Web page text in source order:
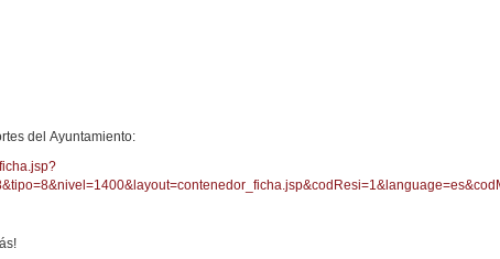
del Ayuntamiento: